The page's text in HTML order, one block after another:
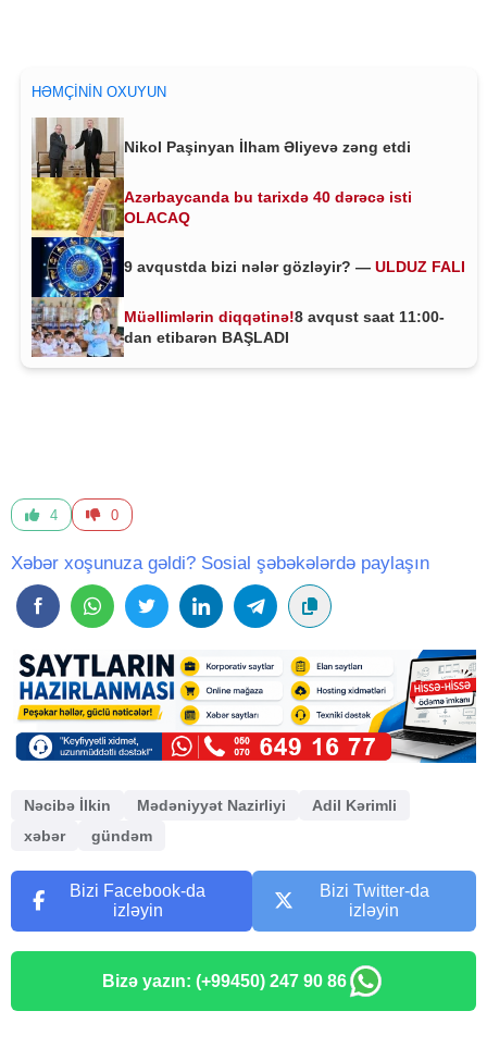
HƏMÇININ OXUYUN
Nikol Paşinyan İlham Əliyevə zəng etdi
Azərbaycanda bu tarixdə 40 dərəcə isti
OLACAQ
9 avqustda bizi nələr gözləyir? — ULDUZ FALI
Müəllimlərin diqqətinə!8 avqust saat 11:00-
dan etibarən BAŞLADI
4 0
Xəbər xoşunuza gəldi? Sosial şəbəkələrdə paylaşın
Nəcibə İlkin Mədəniyyət Nazirliyi
Adil Kərimli
xəbər
gündəm
Bizi Facebook-da
izləyin
Bizi Twitter-da
izləyin
Bizə yazın: (+99450) 247 90 86